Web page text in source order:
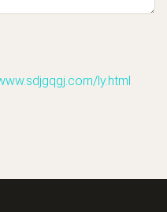
ly.html